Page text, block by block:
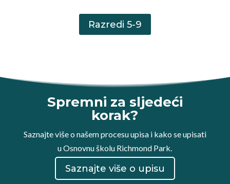
Razredi 5-9
Spremni za sljedeći
korak?
Saznajte više o našem procesu upisa i kako se upisati
u Osnovnu školu Richmond Park.
Saznajte više o upisu